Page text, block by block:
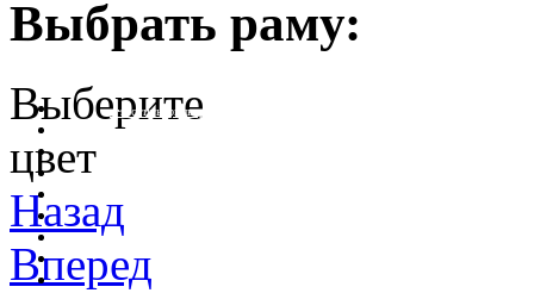
Выбрать раму:
очистить фильтр цвета
Выберите
цвет
Назад
Вперед